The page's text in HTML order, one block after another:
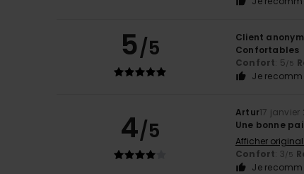
5/5 Client
Confortables
Confort: 5/5
Je
4/5
Artur17 janvier
Une bonne
Afficher
Confort: 3/5
Je